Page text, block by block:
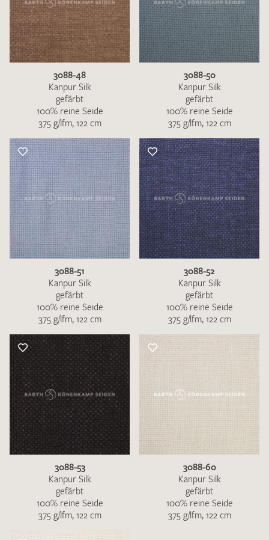
3088-48
Kanpur Silk
gefärbt
100% reine Seide
375 g/lfm, 122 cm
3088-50
Kanpur Silk
gefärbt
100% reine Seide
375 g/lfm, 122 cm
3088-51
Kanpur Silk
gefärbt
100% reine Seide
375 g/lfm, 122 cm
3088-52
Kanpur Silk
gefärbt
100% reine Seide
375 g/lfm, 122 cm
3088-53
Kanpur Silk
gefärbt
100% reine Seide
375 g/lfm, 122 cm
3088-60
Kanpur Silk
gefärbt
100% reine Seide
375 g/lfm, 122 cm